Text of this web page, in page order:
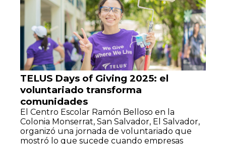
TELUS Days of Giving 2025: el
voluntariado transforma
comunidades
El Centro Escolar Ramón Belloso en la
Colonia Monserrat, San Salvador, El Salvador,
organizó una jornada de voluntariado que
mostró lo que sucede cuando empresas